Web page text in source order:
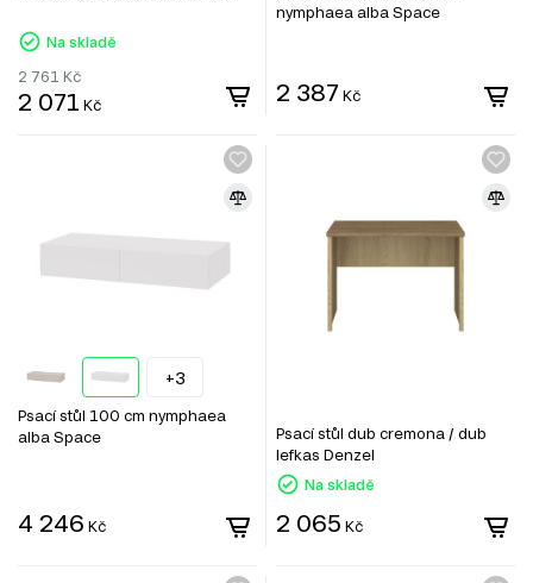
Na skladě
2 761 Kč
2 071 Kč
nymphaea alba Space
2 387 Kč
+3
Psací stůl 100 cm nymphaea
alba Space
4 246 Kč
Psací stůl dub cremona / dub
lefkas Denzel
Na skladě
2 065 Kč